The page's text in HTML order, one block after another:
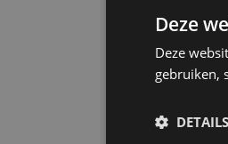
Bedrijfsnaam
Deze
Deze
gebruiken,